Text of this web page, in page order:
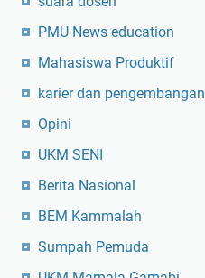
PMU News education
Mahasiswa Produktif
karier dan pengembangan
Opini
UKM SENI
Berita Nasional
BEM Kammalah
Sumpah Pemuda